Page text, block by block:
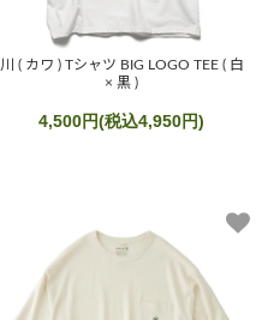
川 ( カワ ) Tシャツ BIG LOGO TEE ( 白
× 黒 )
4,500円(税込4,950円)